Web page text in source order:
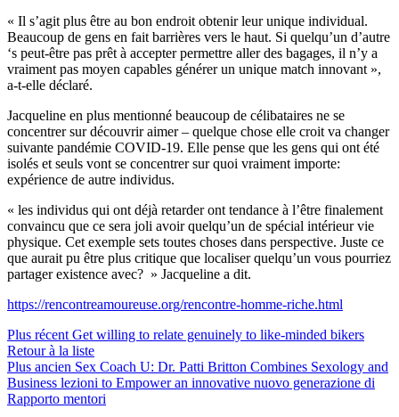
« Il s’agit plus être au bon endroit obtenir leur unique individual.
Beaucoup de gens en fait barrières vers le haut. Si quelqu’un d’autre
‘s peut-être pas prêt à accepter permettre aller des bagages, il n’y a
vraiment pas moyen capables générer un unique match innovant »,
a-t-elle déclaré.
Jacqueline en plus mentionné beaucoup de célibataires ne se
concentrer sur découvrir aimer – quelque chose elle croit va changer
suivante pandémie COVID-19. Elle pense que les gens qui ont été
isolés et seuls vont se concentrer sur quoi vraiment importe:
expérience de autre individus.
« les individus qui ont déjà retarder ont tendance à l’être finalement
convaincu que ce sera joli avoir quelqu’un de spécial intérieur vie
physique. Cet exemple sets toutes choses dans perspective. Juste ce
que aurait pu être plus critique que localiser quelqu’un vous pourriez
partager existence avec? » Jacqueline a dit.
https://rencontreamoureuse.org/rencontre-homme-riche.html
Plus récent Get willing to relate genuinely to like-minded bikers
Retour à la liste
Plus ancien Sex Coach U: Dr. Patti Britton Combines Sexology and
Business lezioni to Empower an innovative nuovo generazione di
Rapporto mentori